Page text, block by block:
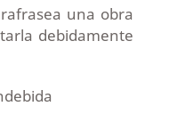
una obra
debidamente